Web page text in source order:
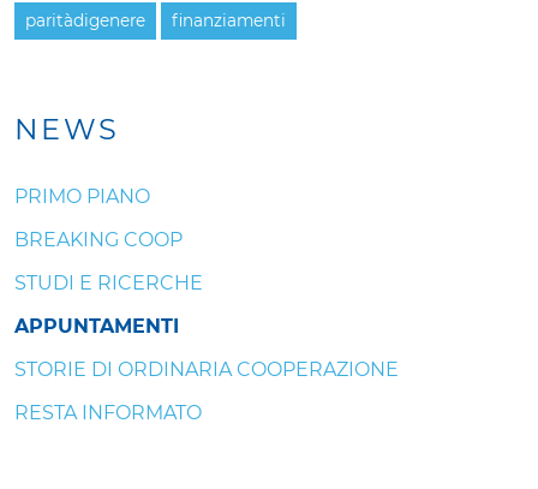
NEWS
PRIMO PIANO
BREAKING COOP
STUDI E RICERCHE
APPUNTAMENTI
STORIE DI ORDINARIA COOPERAZIONE
RESTA INFORMATO
paritàdigenere finanziamenti